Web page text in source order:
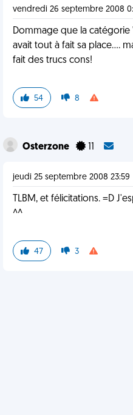
vendredi 26 septembre 2008
Dommage que la catégorie
avait tout à fait sa place....
fait des trucs cons!
54 8
Osterzone
jeudi 25 septembre 2008 23:59
TLBM, et félicitations. =D
^^
47 3